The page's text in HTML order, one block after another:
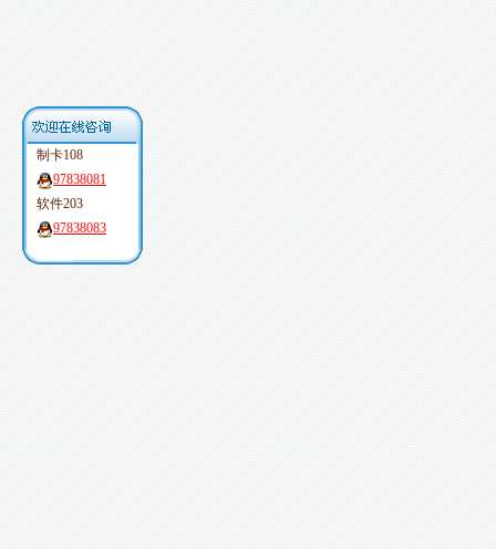
制卡108
97838081
软件203
97838083